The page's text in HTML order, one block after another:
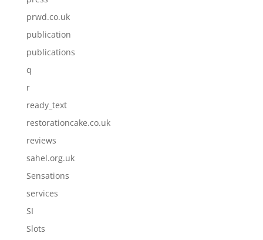
prwd.co.uk
publication
publications
q
r
ready_text
restorationcake.co.uk
reviews
sahel.org.uk
Sensations
services
SI
Slots